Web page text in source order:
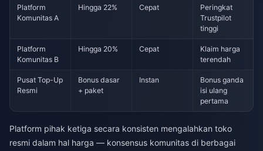
Platform
Komunitas A
Hingga 22% Cepat
Peringkat
Trustpilot
tinggi
Platform
Komunitas B
Hingga 20% Cepat
Klaim harga
terendah
Pusat Top-Up
Resmi
Bonus dasar
+ paket
Instan
Bonus ganda
isi ulang
pertama
Platform pihak ketiga secara konsisten mengalahkan toko
resmi dalam hal harga — konsensus komunitas di berbagai